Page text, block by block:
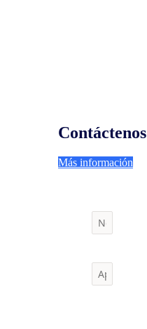
Contáctenos
Más información